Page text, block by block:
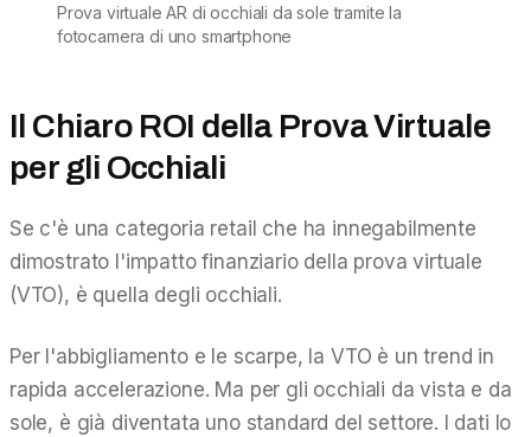
Prova virtuale AR di occhiali da sole tramite la
fotocamera di uno smartphone
Il Chiaro ROI della Prova Virtuale
per gli Occhiali
Se c'è una categoria retail che ha innegabilmente
dimostrato l'impatto finanziario della prova virtuale
(VTO), è quella degli occhiali.
Per l'abbigliamento e le scarpe, la VTO è un trend in
rapida accelerazione. Ma per gli occhiali da vista e da
sole, è già diventata uno standard del settore. I dati lo